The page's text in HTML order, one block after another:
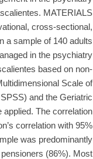
MATERIALS
cross-sectional,
a sample of 140 adults
in the psychiatry
based on non-
Scale of
and the Geriatric
The correlation
correlation with 95%
was predominantly
(86%). Most